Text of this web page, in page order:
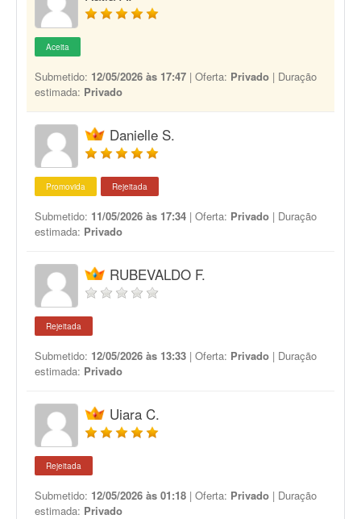
Aceita
Submetido: 12/05/2026 às 17:47 | Oferta: Privado | Duração
estimada: Privado
Danielle S.
Promovida Rejeitada
Submetido: 11/05/2026 às 17:34 | Oferta: Privado | Duração
estimada: Privado
RUBEVALDO F.
Rejeitada
Submetido: 12/05/2026 às 13:33 | Oferta: Privado | Duração
estimada: Privado
Uiara C.
Rejeitada
Submetido: 12/05/2026 às 01:18 | Oferta: Privado | Duração
estimada: Privado